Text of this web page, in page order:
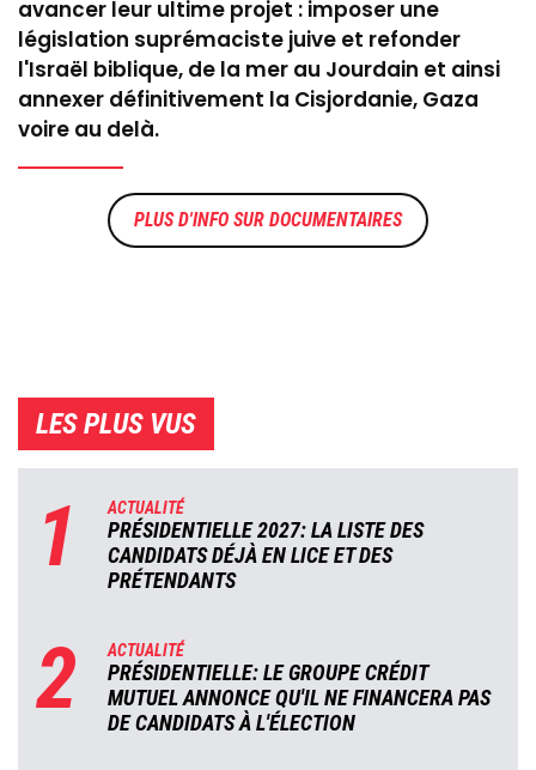
avancer leur ultime projet : imposer une
législation suprémaciste juive et refonder
l'Israël biblique, de la mer au Jourdain et ainsi
annexer définitivement la Cisjordanie, Gaza
voire au delà.
DOCUMENTAIRES
LES PLUS VUS
1 ACTUALITÉ
PRÉSIDENTIELLE 2027: LA LISTE DES
CANDIDATS DÉJÀ EN LICE ET DES
PRÉTENDANTS
2 ACTUALITÉ
PRÉSIDENTIELLE: LE GROUPE CRÉDIT
MUTUEL ANNONCE QU'IL NE FINANCERA PAS
DE CANDIDATS À L'ÉLECTION